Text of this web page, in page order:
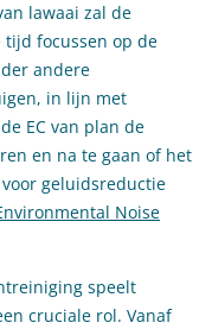
lawaai zal de
tijd focussen op de
andere
in lijn met
EC van plan de
en na te gaan of het
geluidsreductie
Noise
speelt
cruciale rol. Vanaf